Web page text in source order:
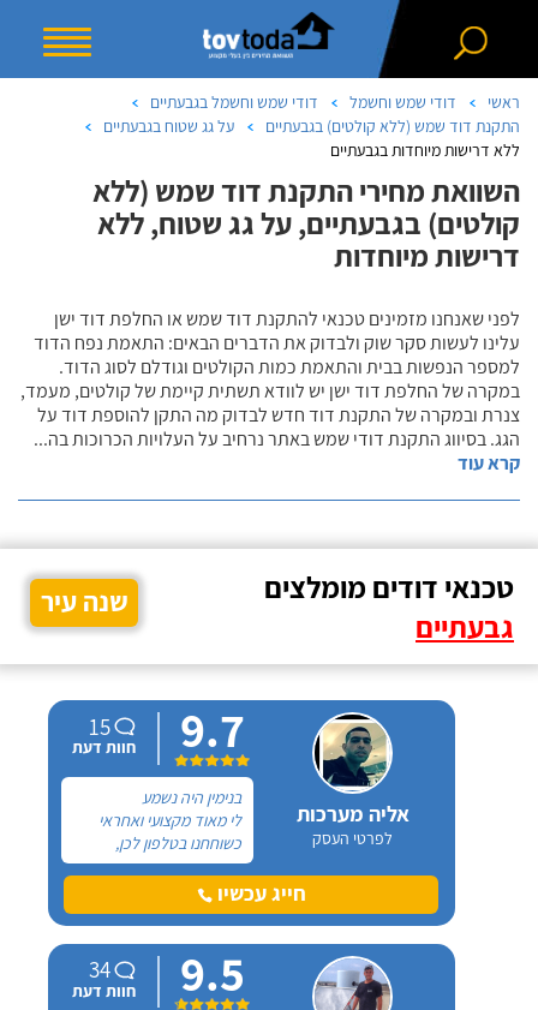
ראשי דודי שמש וחשמל
דודי שמש וחשמל בגבעתיים
התקנת דוד שמש (ללא קולטים) בגבעתיים
על גג שטוח בגבעתיים
ללא דרישות מיוחדות בגבעתיים
השוואת מחירי התקנת דוד שמש (ללא
קולטים) בגבעתיים, על גג שטוח, ללא
דרישות מיוחדות
לפני שאנחנו מזמינים טכנאי להתקנת דוד שמש או החלפת דוד ישן
עלינו לעשות סקר שוק ולבדוק את הדברים הבאים: התאמת נפח הדוד
למספר הנפשות בבית והתאמת כמות הקולטים וגודלם לסוג הדוד.
במקרה של החלפת דוד ישן יש לוודא תשתית קיימת של קולטים, מעמד,
צנרת ובמקרה של התקנת דוד חדש לבדוק מה התקן להוספת דוד על
הגג. בסיווג התקנת דודי שמש באתר נרחיב על העלויות הכרוכות בה...
קרא עוד
טכנאי דודים מומלצים
גבעתיים
שנה עיר
אליה מערכות
לפרטי העסק
9.7
15
חוות דעת
בנימין היה נשמע
לי מאוד מקצועי ואחראי
כשוחחנו בטלפון לכן,
הזמנתי אותו להחלפת דוד
שמש וקולטים בבניין בו אני
גרה והוא אכן נתן שירות
עבודה נקייה ומסודרת.
חייג עכשיו
9.5
34
חוות דעת